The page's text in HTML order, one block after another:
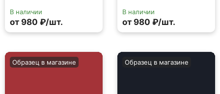
В наличии
от 980 ₽/шт.
В наличии
от 980 ₽/шт.
Образец в магазине Образец в магазине